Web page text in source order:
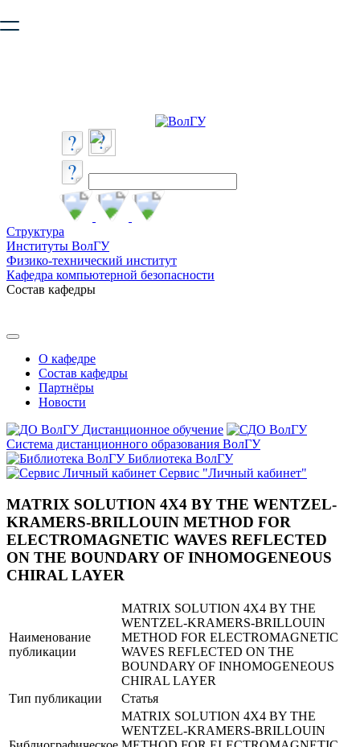
безопасную работу с сайтом. Пожалуйста
Структура
Институты ВолГУ
Физико-технический институт
Кафедра компьютерной безопасности
Состав кафедры
О кафедре
Состав кафедры
Партнёры
Новости
Дистанционное обучение
Система дистанционного образования ВолГУ
Библиотека ВолГУ
Сервис "Личный кабинет"
MATRIX SOLUTION 4X4 BY THE WENTZEL-
KRAMERS-BRILLOUIN METHOD FOR
ELECTROMAGNETIC WAVES REFLECTED
ON THE BOUNDARY OF INHOMOGENEOUS
CHIRAL LAYER
Наименование
публикации
MATRIX SOLUTION 4X4 BY THE
WENTZEL-KRAMERS-BRILLOUIN
METHOD FOR ELECTROMAGNETIC
WAVES REFLECTED ON THE
BOUNDARY OF INHOMOGENEOUS
CHIRAL LAYER
Тип публикации
Статья
MATRIX SOLUTION 4X4 BY THE
WENTZEL-KRAMERS-BRILLOUIN